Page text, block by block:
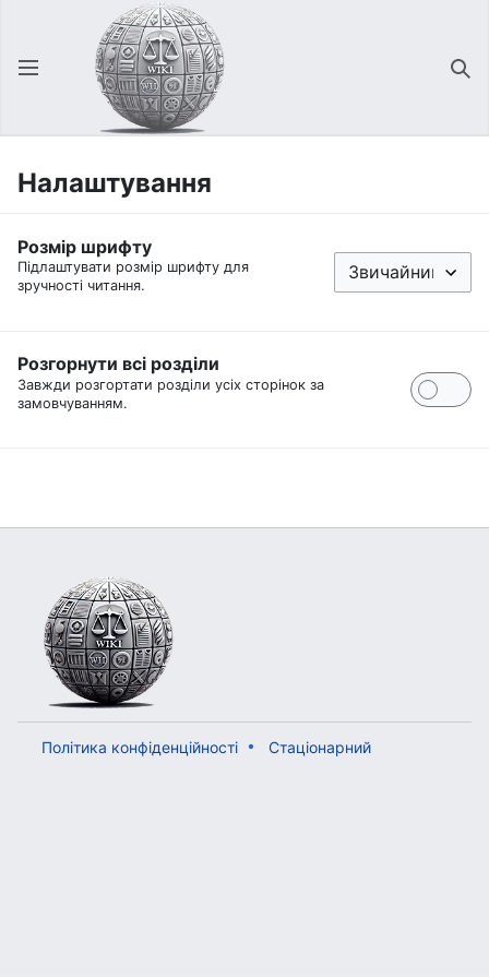
Відкрити головне меню
Налаштування
Розмір шрифту
Підлаштувати розмір шрифту для
зручності читання.
Розгорнути всі розділи
Завжди розгортати розділи усіх сторінок за
замовчуванням.
Політика конфіденційності Стаціонарний